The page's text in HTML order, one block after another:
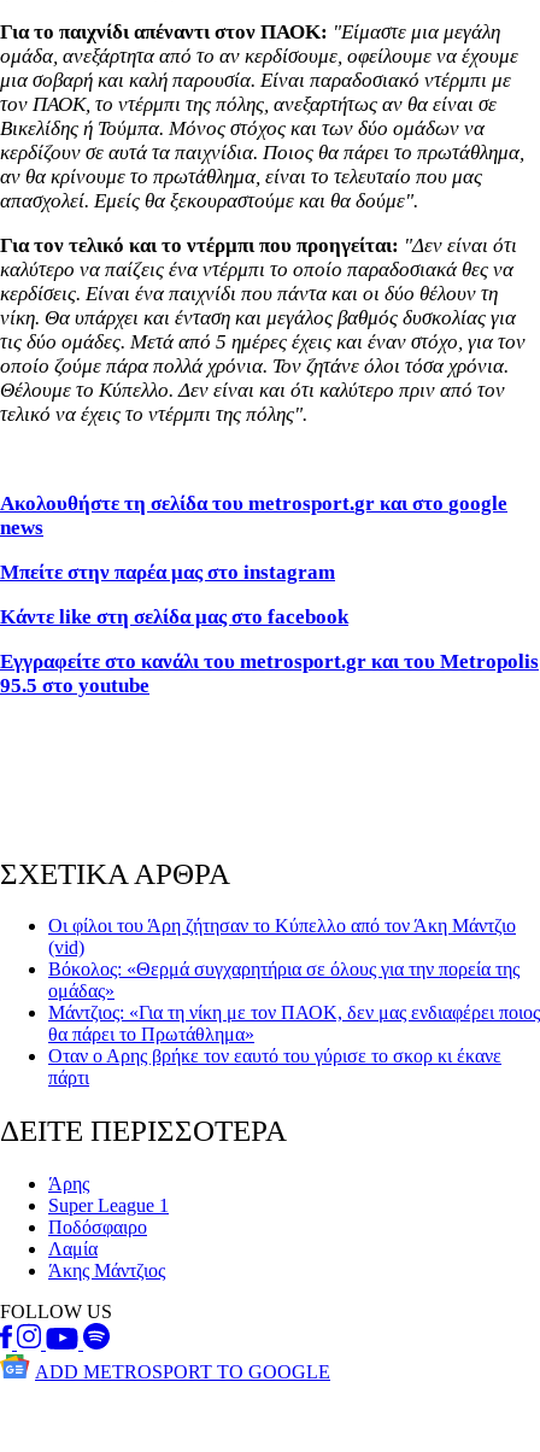
Για το παιχνίδι απέναντι στον ΠΑΟΚ: "Είμαστε μια μεγάλη
ομάδα, ανεξάρτητα από το αν κερδίσουμε, οφείλουμε να έχουμε
μια σοβαρή και καλή παρουσία. Είναι παραδοσιακό ντέρμπι με
τον ΠΑΟΚ, το ντέρμπι της πόλης, ανεξαρτήτως αν θα είναι σε
Βικελίδης ή Τούμπα. Μόνος στόχος και των δύο ομάδων να
κερδίζουν σε αυτά τα παιχνίδια. Ποιος θα πάρει το πρωτάθλημα,
αν θα κρίνουμε το πρωτάθλημα, είναι το τελευταίο που μας
απασχολεί. Εμείς θα ξεκουραστούμε και θα δούμε".
Για τον τελικό και το ντέρμπι που προηγείται: "Δεν είναι ότι
καλύτερο να παίζεις ένα ντέρμπι το οποίο παραδοσιακά θες να
κερδίσεις. Είναι ένα παιχνίδι που πάντα και οι δύο θέλουν τη
νίκη. Θα υπάρχει και ένταση και μεγάλος βαθμός δυσκολίας για
τις δύο ομάδες. Μετά από 5 ημέρες έχεις και έναν στόχο, για τον
οποίο ζούμε πάρα πολλά χρόνια. Τον ζητάνε όλοι τόσα χρόνια.
Θέλουμε το Κύπελλο. Δεν είναι και ότι καλύτερο πριν από τον
τελικό να έχεις το ντέρμπι της πόλης".
Ακολουθήστε τη σελίδα του metrosport.gr και στο google
news
Μπείτε στην παρέα μας στο instagram
Κάντε like στη σελίδα μας στο facebook
Εγγραφείτε στο κανάλι του metrosport.gr και του Metropolis
95.5 στο youtube
ΣΧΕΤΙΚΑ ΑΡΘΡΑ
Οι φίλοι του Άρη ζήτησαν το Κύπελλο από τον Άκη Μάντζιο
(vid)
Βόκολος: «Θερμά συγχαρητήρια σε όλους για την πορεία της
ομάδας»
Μάντζιος: «Για τη νίκη με τον ΠΑΟΚ, δεν μας ενδιαφέρει ποιος
θα πάρει το Πρωτάθλημα»
Οταν ο Αρης βρήκε τον εαυτό του γύρισε το σκορ κι έκανε
πάρτι
ΔΕΙΤΕ ΠΕΡΙΣΣΟΤΕΡΑ
Άρης
Super League 1
Ποδόσφαιρο
Λαμία
Άκης Μάντζιος
FOLLOW US
ADD METROSPORT TO GOOGLE